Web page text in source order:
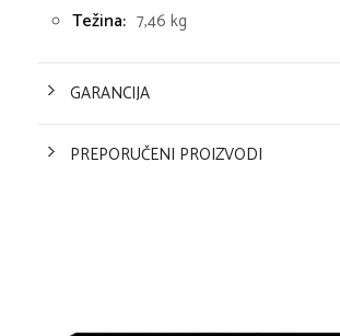
Težina: 7,46 kg
GARANCIJA
PREPORUČENI PROIZVODI